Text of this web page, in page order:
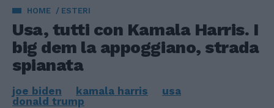
HOME ESTERI
Usa, tutti con Kamala Harris. I
big dem la appoggiano, strada
spianata
joe biden kamala harris
usa
donald trump